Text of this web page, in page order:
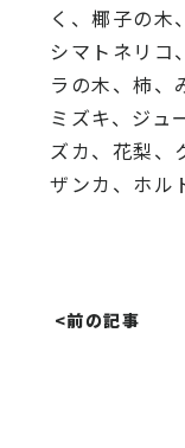
く、椰子の木
シマトネリコ
ラの木、柿、
ミズキ、ジュ
ズカ、花梨、
ザンカ、ホル
<前の記事